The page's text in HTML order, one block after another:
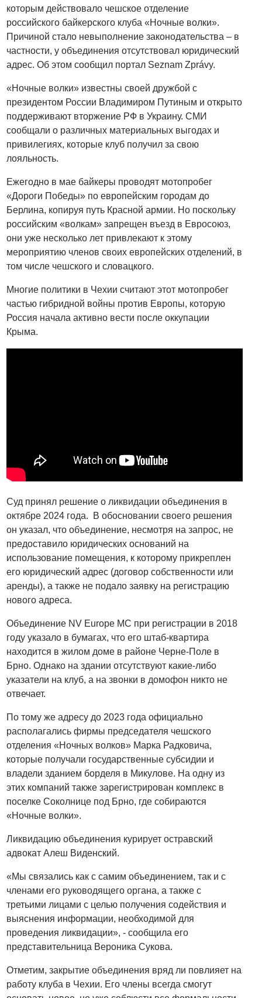
которым действовало чешское отделение
российского байкерского клуба «Ночные волки».
Причиной стало невыполнение законодательства – в
частности, у объединения отсутствовал юридический
адрес. Об этом сообщил портал Seznam Zprávy.
«Ночные волки» известны своей дружбой с
президентом России Владимиром Путиным и открыто
поддерживают вторжение РФ в Украину. СМИ
сообщали о различных материальных выгодах и
привилегиях, которые клуб получил за свою
лояльность.
Ежегодно в мае байкеры проводят мотопробег
«Дороги Победы» по европейским городам до
Берлина, копируя путь Красной армии. Но поскольку
российским «волкам» запрещен въезд в Евросоюз,
они уже несколько лет привлекают к этому
мероприятию членов своих европейских отделений, в
том числе чешского и словацкого.
Многие политики в Чехии считают этот мотопробег
частью гибридной войны против Европы, которую
Россия начала активно вести после оккупации
Крыма.
Суд принял решение о ликвидации объединения в
октябре 2024 года. В обосновании своего решения
он указал, что объединение, несмотря на запрос, не
предоставило юридических оснований на
использование помещения, к которому прикреплен
его юридический адрес (договор собственности или
аренды), а также не подало заявку на регистрацию
нового адреса.
Объединение NV Europe MC при регистрации в 2018
году указало в бумагах, что его штаб-квартира
находится в жилом доме в районе Черне-Поле в
Брно. Однако на здании отсутствуют какие-либо
указатели на клуб, а на звонки в домофон никто не
отвечает.
По тому же адресу до 2023 года официально
располагались фирмы председателя чешского
отделения «Ночных волков» Марка Радковича,
которые получали государственные субсидии и
владели зданием борделя в Микулове. На одну из
этих компаний также зарегистрирован комплекс в
поселке Соколнице под Брно, где собираются
«Ночные волки».
Ликвидацию объединения курирует остравский
адвокат Алеш Виденский.
«Мы связались как с самим объединением, так и с
членами его руководящего органа, а также с
третьими лицами с целью получения содействия и
выяснения информации, необходимой для
проведения ликвидации», - сообщила его
представительница Вероника Сукова.
Отметим, закрытие объединения вряд ли повлияет на
работу клуба в Чехии. Его члены всегда смогут